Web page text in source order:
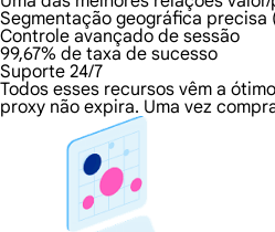
Segmentação geográfica
Controle avançado de sessão
99,67% de taxa de sucesso
Suporte 24/7
Todos esses recursos vêm a
proxy não expira. Uma vez